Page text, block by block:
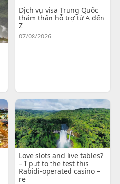
Dịch vụ visa Trung Quốc
thăm thân hỗ trợ từ A đến
Z
07/08/2026
Love slots and live tables?
– I put to the test this
Rabidi-operated casino –
re